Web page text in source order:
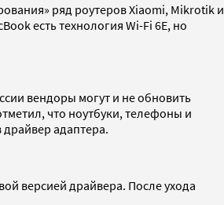
ряд роутеров Xiaomi, Mikrotik и
есть технология Wi-Fi 6E, но
вендоры могут и не обновить
что ноутбуки, телефоны и
адаптера.
версией драйвера. После ухода